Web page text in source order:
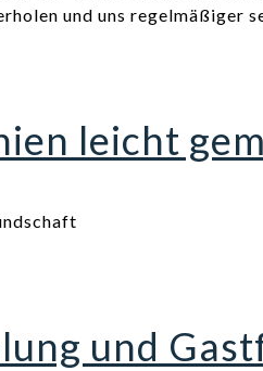
und uns regelmäßiger
leicht
und